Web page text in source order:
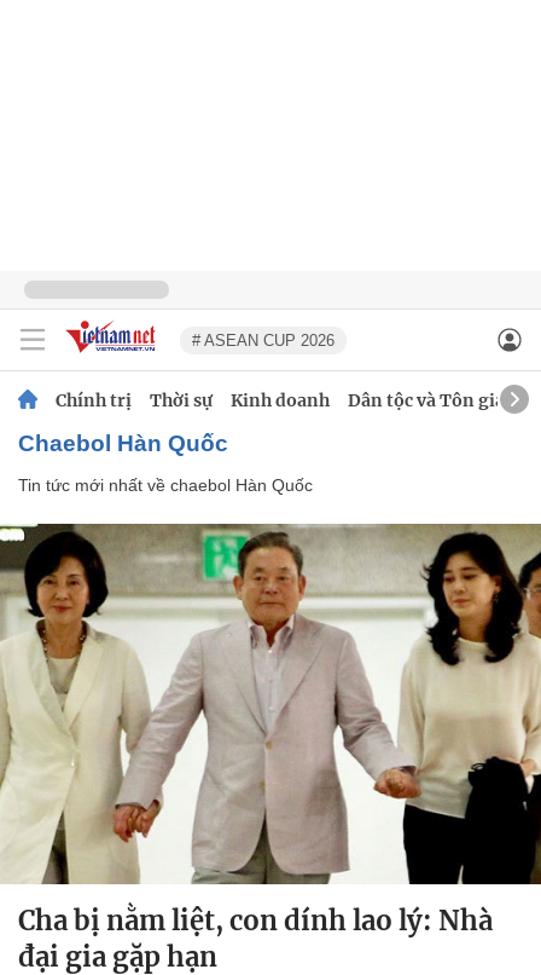
# ASEAN CUP 2026
Chính trị Thời sự Kinh doanh Dân tộc và Tôn giáo
chaebol Hàn Quốc
Tin tức mới nhất về chaebol Hàn Quốc
Cha bị nằm liệt, con dính lao lý: Nhà
đại gia gặp hạn